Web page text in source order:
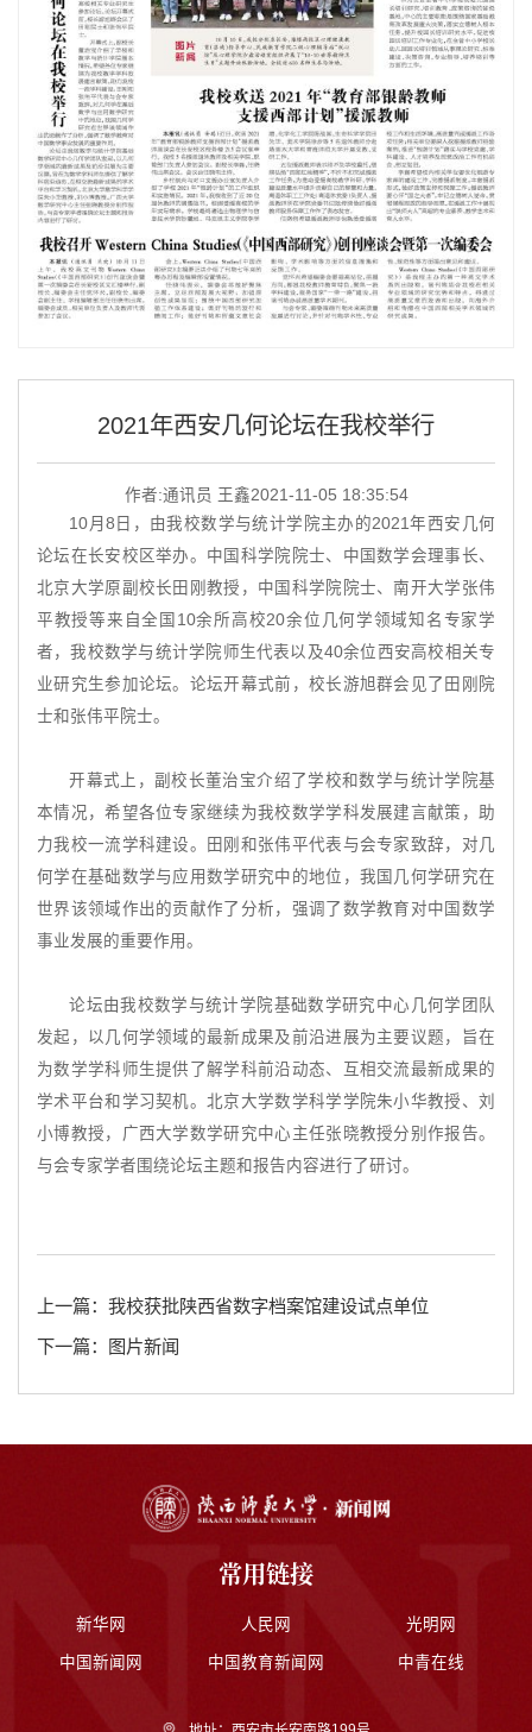
2021年西安几何论坛在我校举行
作者:通讯员 王鑫2021-11-05 18:35:54
10月8日，由我校数学与统计学院主办的2021年西安几何
论坛在长安校区举办。中国科学院院士、中国数学会理事长、
北京大学原副校长田刚教授，中国科学院院士、南开大学张伟
平教授等来自全国10余所高校20余位几何学领域知名专家学
者，我校数学与统计学院师生代表以及40余位西安高校相关专
业研究生参加论坛。论坛开幕式前，校长游旭群会见了田刚院
士和张伟平院士。
开幕式上，副校长董治宝介绍了学校和数学与统计学院基
本情况，希望各位专家继续为我校数学学科发展建言献策，助
力我校一流学科建设。田刚和张伟平代表与会专家致辞，对几
何学在基础数学与应用数学研究中的地位，我国几何学研究在
世界该领域作出的贡献作了分析，强调了数学教育对中国数学
事业发展的重要作用。
论坛由我校数学与统计学院基础数学研究中心几何学团队
发起，以几何学领域的最新成果及前沿进展为主要议题，旨在
为数学学科师生提供了解学科前沿动态、互相交流最新成果的
学术平台和学习契机。北京大学数学科学学院朱小华教授、刘
小博教授，广西大学数学研究中心主任张晓教授分别作报告。
与会专家学者围绕论坛主题和报告内容进行了研讨。
上一篇：我校获批陕西省数字档案馆建设试点单位
下一篇：图片新闻
常用链接
新华网 人民网 光明网
中国新闻网 中国教育新闻网 中青在线